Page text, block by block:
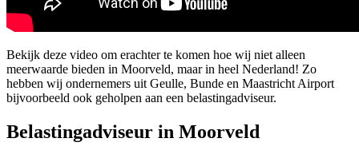
Bekijk deze video om erachter te komen hoe wij niet alleen
meerwaarde bieden in Moorveld, maar in heel Nederland! Zo
hebben wij ondernemers uit Geulle, Bunde en Maastricht Airport
bijvoorbeeld ook geholpen aan een belastingadviseur.
Belastingadviseur in Moorveld